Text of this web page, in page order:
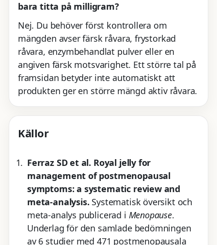
bara titta på milligram?
Nej. Du behöver först kontrollera om
mängden avser färsk råvara, frystorkad
råvara, enzymbehandlat pulver eller en
angiven färsk motsvarighet. Ett större tal på
framsidan betyder inte automatiskt att
produkten ger en större mängd aktiv råvara.
Källor
Ferraz SD et al. Royal jelly for
management of postmenopausal
symptoms: a systematic review and
meta-analysis. Systematisk översikt och
meta-analys publicerad i Menopause.
Underlag för den samlade bedömningen
av 6 studier med 471 postmenopausala